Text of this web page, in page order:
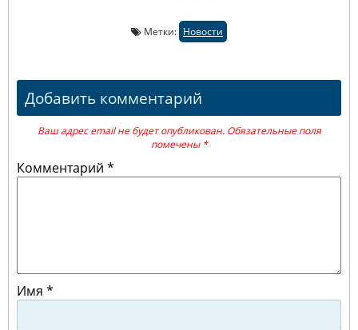
Метки: Новости
Добавить комментарий
Ваш адрес email не будет опубликован. Обязательные поля
помечены *
Комментарий *
Имя *